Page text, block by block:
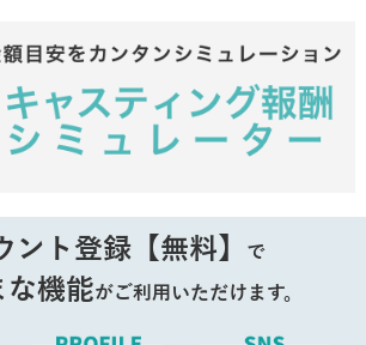
ント登録【無料】 で
な機能がご利用いただけます。